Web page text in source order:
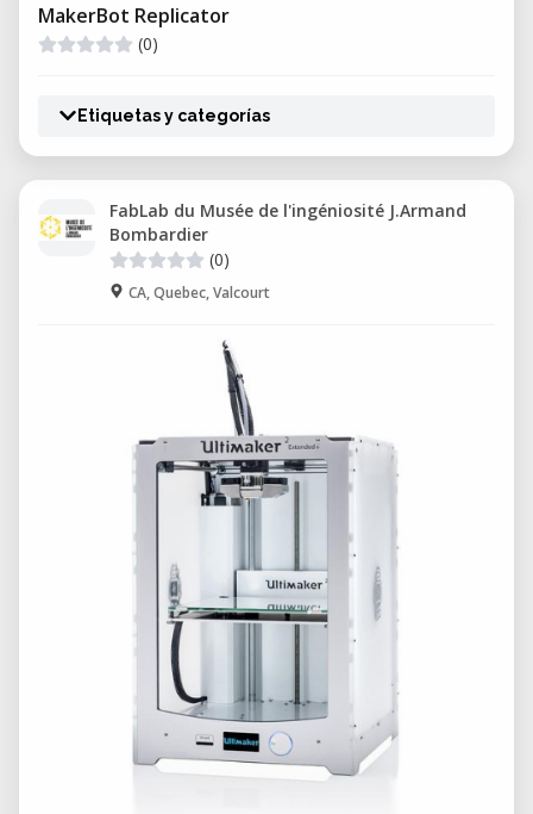
MakerBot Replicator
(0)
Etiquetas y categorías
FabLab du Musée de l'ingéniosité J.Armand
Bombardier
(0)
CA, Quebec, Valcourt